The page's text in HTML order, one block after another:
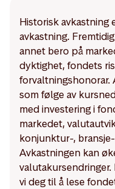
Historisk avkastning
avkastning.
annet bero på
dyktighet, fondets
forvaltningshonorar.
som følge av
med investering i
markedet,
konjunktur-,
Avkastningen kan
vi deg til å lese